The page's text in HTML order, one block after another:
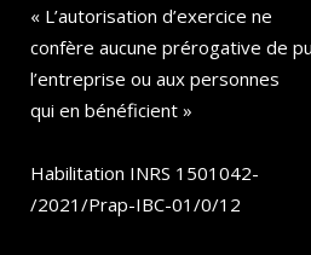
« L’autorisation d’exercice ne
confère aucune prérogative de
l’entreprise ou aux personnes
qui en bénéficient »
Habilitation INRS 1501042-
/2021/Prap-IBC-01/0/12